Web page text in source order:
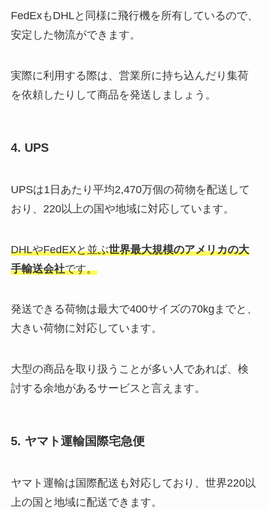
FedExもDHLと同様に飛行機を所有しているので、
安定した物流ができます。
実際に利用する際は、営業所に持ち込んだり集荷
を依頼したりして商品を発送しましょう。
4. UPS
UPSは1日あたり平均2,470万個の荷物を配送して
おり、220以上の国や地域に対応しています。
DHLやFedEXと並ぶ世界最大規模のアメリカの大
手輸送会社です。
発送できる荷物は最大で400サイズの70kgまでと、
大きい荷物に対応しています。
大型の商品を取り扱うことが多い人であれば、検
討する余地があるサービスと言えます。
5. ヤマト運輸国際宅急便
ヤマト運輸は国際配送も対応しており、世界220以
上の国と地域に配送できます。